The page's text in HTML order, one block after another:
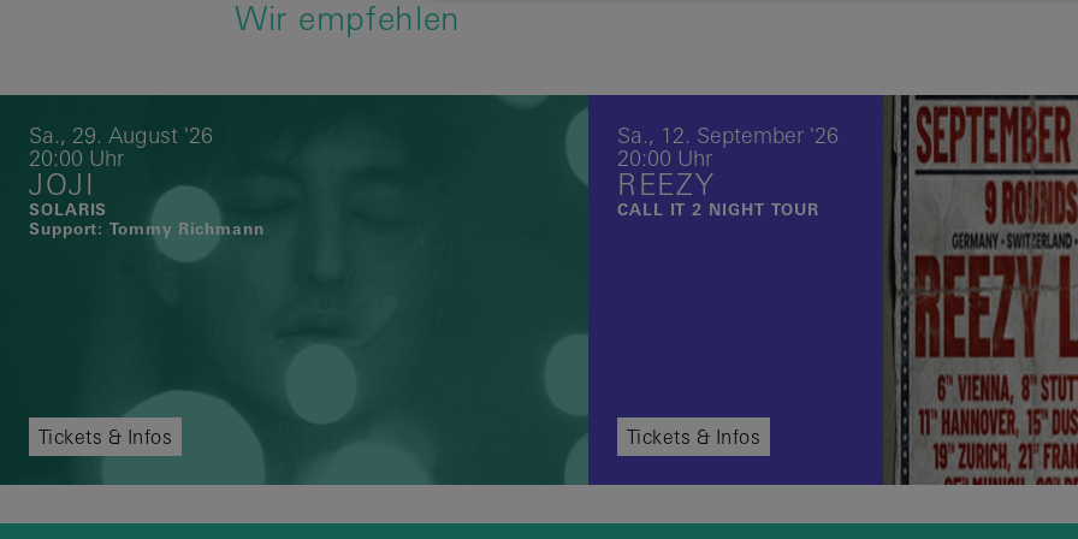
Wir empfehlen
Sa., 29. August '26
20:00 Uhr
JOJI
SOLARIS
Support: Tommy Richmann
Tickets & Infos
Sa., 12. September '26
20:00 Uhr
REEZY
CALL IT 2 NIGHT TOUR
Tickets & Infos